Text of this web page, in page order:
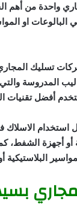
واحدة من
البالوعات او
تسليك
المدروسة
أفضل تقنيات
استخدام الاسلاك
أو أجهزة